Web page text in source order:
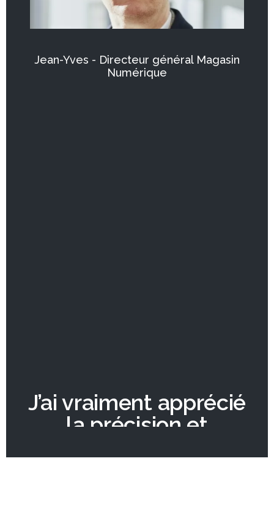
Jean-Yves - Directeur général Magasin
Numérique
J’ai vraiment apprécié
la précision et